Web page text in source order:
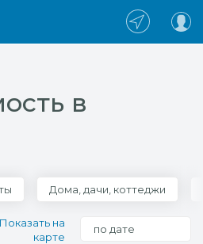
в
Дома, дачи, коттеджи
Показать на
карте
по дате